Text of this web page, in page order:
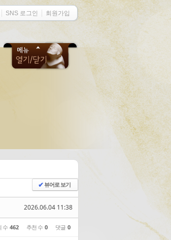
SNS 로그인 회원가입
✔뷰어로 보기
2026.06.04 11:38
수 462 추천 수 0 댓글 0